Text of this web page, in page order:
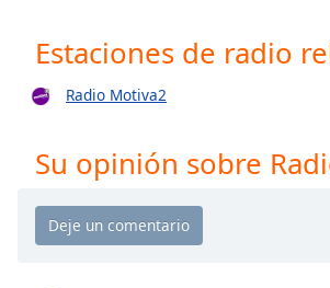
Rate
Chapters
descriptions
off,
Estaciones de radio
Radio Motiva2
Su opinión sobre